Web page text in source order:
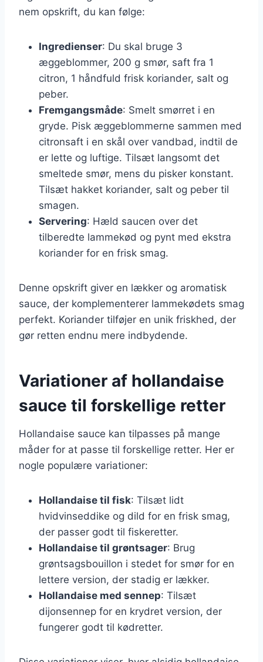
nem opskrift, du kan følge:
Ingredienser: Du skal bruge 3
æggeblommer, 200 g smør, saft fra 1
citron, 1 håndfuld frisk koriander, salt og
peber.
Fremgangsmåde: Smelt smørret i en
gryde. Pisk æggeblommerne sammen med
citronsaft i en skål over vandbad, indtil de
er lette og luftige. Tilsæt langsomt det
smeltede smør, mens du pisker konstant.
Tilsæt hakket koriander, salt og peber til
smagen.
Servering: Hæld saucen over det
tilberedte lammekød og pynt med ekstra
koriander for en frisk smag.
Denne opskrift giver en lækker og aromatisk
sauce, der komplementerer lammekødets smag
perfekt. Koriander tilføjer en unik friskhed, der
gør retten endnu mere indbydende.
Variationer af hollandaise
sauce til forskellige retter
Hollandaise sauce kan tilpasses på mange
måder for at passe til forskellige retter. Her er
nogle populære variationer:
Hollandaise til fisk: Tilsæt lidt
hvidvinseddike og dild for en frisk smag,
der passer godt til fiskeretter.
Hollandaise til grøntsager: Brug
grøntsagsbouillon i stedet for smør for en
lettere version, der stadig er lækker.
Hollandaise med sennep: Tilsæt
dijonsennep for en krydret version, der
fungerer godt til kødretter.